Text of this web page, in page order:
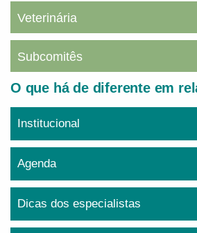
Veterinária
Subcomitês
O que há de diferente em
Institucional
Agenda
Dicas dos especialistas